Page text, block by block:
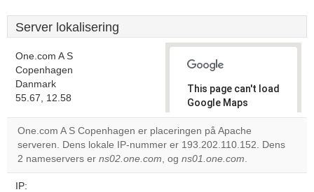
Server lokalisering
One.com A S
Copenhagen
Danmark
55.67, 12.58
This page can't load
Google Maps
correctly.
Do you
own this
One.com A S Copenhagen er placeringen på Apache
serveren. Dens lokale IP-nummer er 193.202.110.152. Dens
2 nameservers er ns02.one.com, og ns01.one.com.
IP: